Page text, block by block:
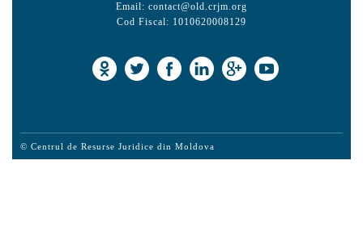
Email: contact@old.crjm.org
Cod Fiscal: 1010620008129
© Centrul de Resurse Juridice din Moldova